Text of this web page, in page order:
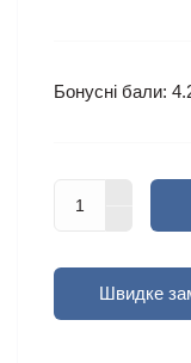
Бонусні бали:
Швидке